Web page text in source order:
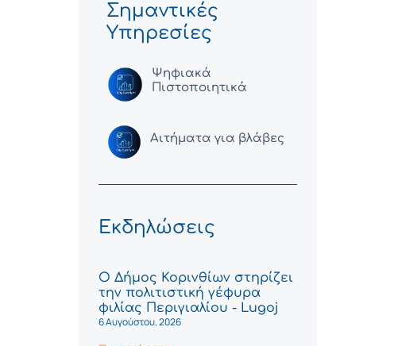
Σημαντικές
Υπηρεσίες
Ψηφιακά
Πιστοποιητικά
Αιτήματα για βλάβες
Εκδηλώσεις
Ο Δήμος Κορινθίων στηρίζει
την πολιτιστική γέφυρα
φιλίας Περιγιαλίου - Lugoj
6 Αυγούστου, 2026